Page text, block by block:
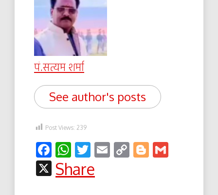
पं.सत्यम शर्मा
See author's posts
Post Views: 239
Facebook
WhatsApp
Twitter
EmailCopyBlogger
X
Share